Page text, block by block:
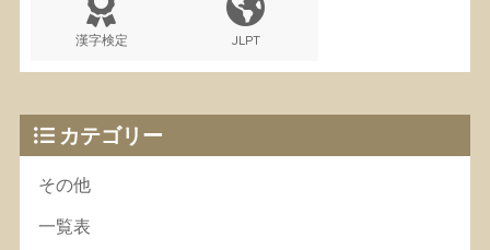
漢字検定 JLPT
カテゴリー
その他
一覧表